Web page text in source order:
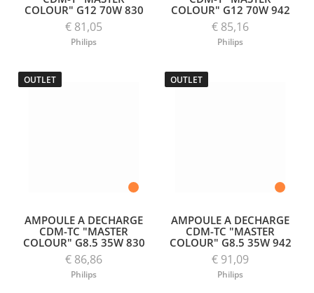
COLOUR" G12 70W 830
€ 81,05
Philips
COLOUR" G12 70W 942
€ 85,16
Philips
OUTLET
AMPOULE A DECHARGE
CDM-TC "MASTER
COLOUR" G8.5 35W 830
€ 86,86
Philips
OUTLET
AMPOULE A DECHARGE
CDM-TC "MASTER
COLOUR" G8.5 35W 942
€ 91,09
Philips